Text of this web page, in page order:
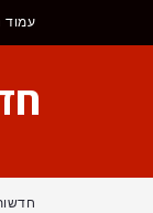
עמוד